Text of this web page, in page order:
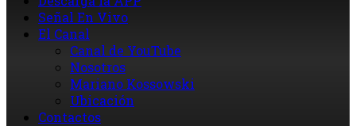
Señal En Vivo
El Canal
Canal de YouTube
Nosotros
Mariano Kossowski
Ubicación
Contactos